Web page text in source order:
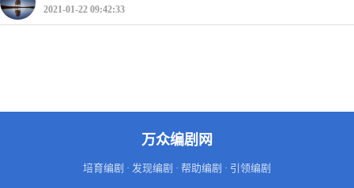
2021-01-22 09:42:33
万众编剧网
培育编剧 · 发现编剧 · 帮助编剧 · 引领编剧